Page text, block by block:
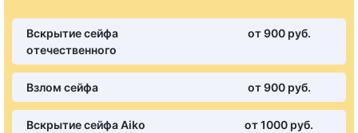
Вскрытие сейфа
отечественного
от 900 pуб.
Взлом сейфа от 900 pуб.
Вскрытие сейфа Aiko от 1000 pуб.